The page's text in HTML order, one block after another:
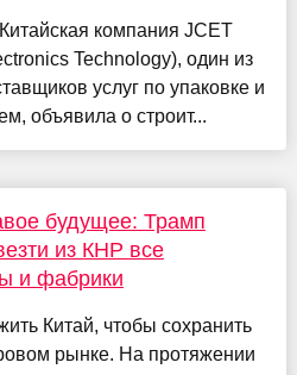
компания JCET
Technology), один из
услуг по упаковке и
объявила о строит...
будущее: Трамп
из КНР все
и фабрики
Китай, чтобы сохранить
рынке. На протяжении